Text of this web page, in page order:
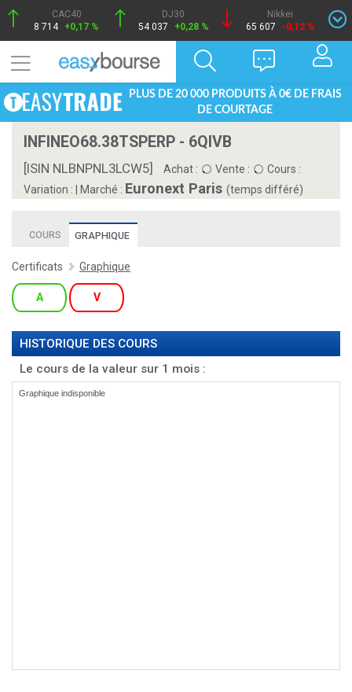
CAC40
8 714 +0,17 %
DJ30
54 037
+0,28 %
Nikkei
65 607
-0,12 %
PLUS DE 20 000 PRODUITS À 0€ DE FRAIS
DE COURTAGE
INFINEO68.38TSPERP - 6QIVB
[ISIN NLBNPNL3LCW5] Achat : Vente :
Cours :
Variation :
Marché : Euronext Paris (temps différé)
COURS GRAPHIQUE
Certificats Graphique
A V
HISTORIQUE DES COURS
Le cours de la valeur sur 1 mois :